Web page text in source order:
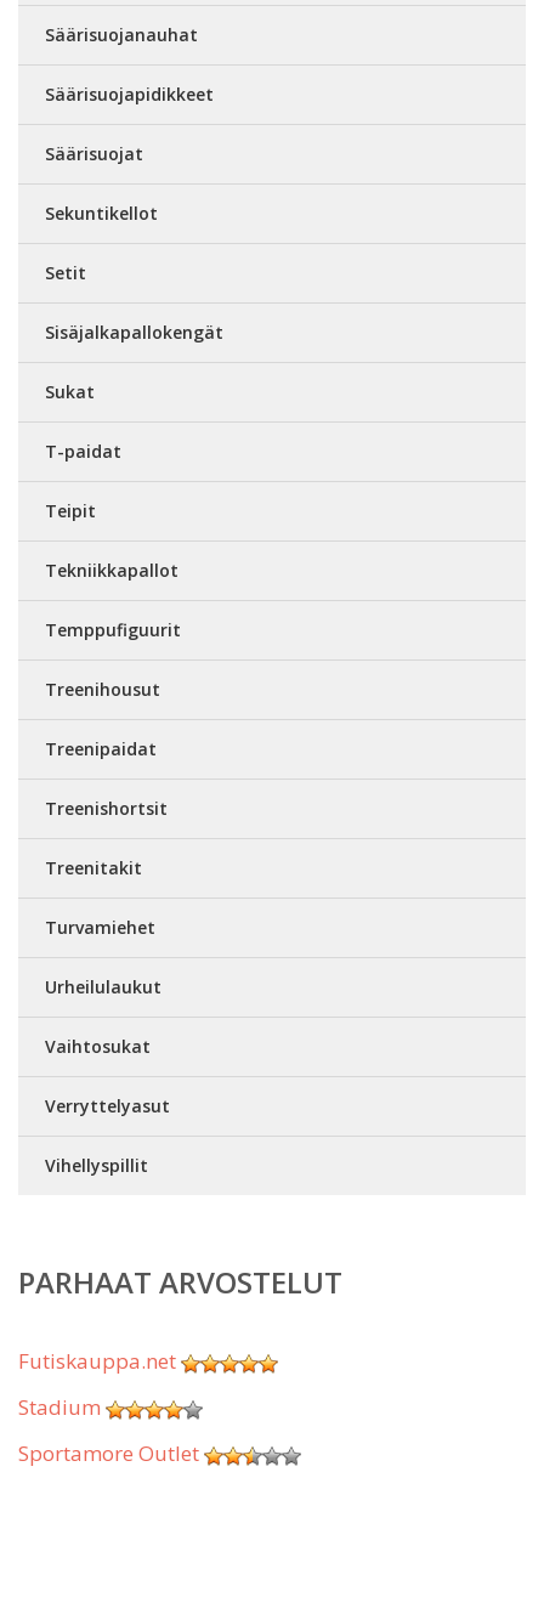
Säärisuojanauhat
Säärisuojapidikkeet
Säärisuojat
Sekuntikellot
Setit
Sisäjalkapallokengät
Sukat
T-paidat
Teipit
Tekniikkapallot
Temppufiguurit
Treenihousut
Treenipaidat
Treenishortsit
Treenitakit
Turvamiehet
Urheilulaukut
Vaihtosukat
Verryttelyasut
Vihellyspillit
PARHAAT ARVOSTELUT
Futiskauppa.net
Stadium
Sportamore Outlet